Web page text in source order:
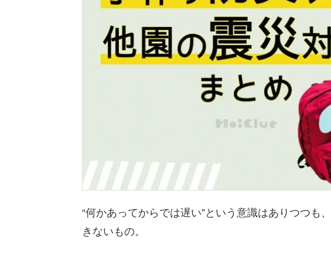
“何かあってからでは遅い”という意識はありつつも
きないもの。